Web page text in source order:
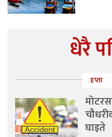
धेरै
हप्ता
घाइते